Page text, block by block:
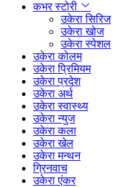
कभर स्टोरी
उकेरा सिरिज
उकेरा खोज
उकेरा स्पेशल
उकेरा कोलम
उकेरा प्रिमियम
उकेरा प्रदेश
उकेरा अर्थ
उकेरा स्वास्थ्य
उकेरा न्युज
उकेरा कला
उकेरा खेल
उकेरा मन्थन
ग्रिनवाच
उकेरा एंकर